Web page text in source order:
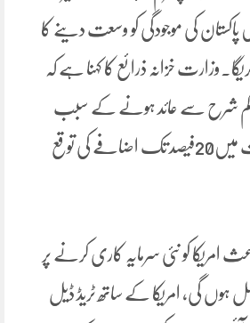
پاکستان کی موجودگی کو وسعت دینے کا
خزانہ ذرائع کا کہنا ہے کہ
کم شرح سے عائد ہونے کے سبب
امریکا کو پاکستانی برآمدات میں20فیصد تک اضافے کی توقع
کو نئی سرمایہ کاری کرنے پر
ہوں گی، امریکا کے ساتھ ٹریڈ ڈیل